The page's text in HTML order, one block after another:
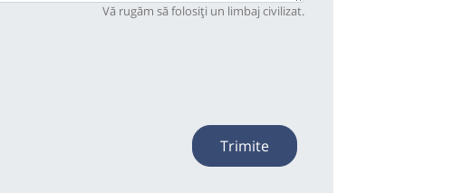
Vă rugăm să folosiți un limbaj civilizat.
Trimite